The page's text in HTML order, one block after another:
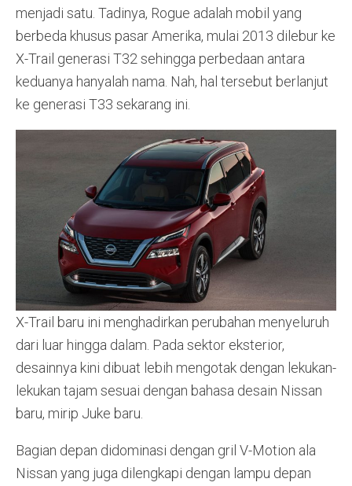
menjadi satu. Tadinya, Rogue adalah mobil yang
berbeda khusus pasar Amerika, mulai 2013 dilebur ke
X-Trail generasi T32 sehingga perbedaan antara
keduanya hanyalah nama. Nah, hal tersebut berlanjut
ke generasi T33 sekarang ini.
X-Trail baru ini menghadirkan perubahan menyeluruh
dari luar hingga dalam. Pada sektor eksterior,
desainnya kini dibuat lebih mengotak dengan lekukan-
lekukan tajam sesuai dengan bahasa desain Nissan
baru, mirip Juke baru.
Bagian depan didominasi dengan gril V-Motion ala
Nissan yang juga dilengkapi dengan lampu depan